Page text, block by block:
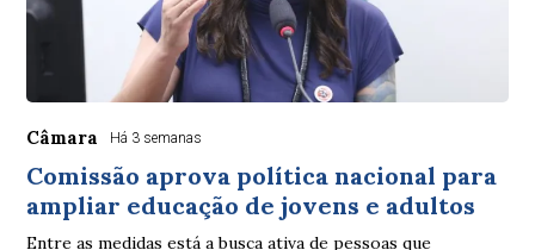
Câmara Há 3 semanas
Comissão aprova política nacional para
ampliar educação de jovens e adultos
Entre as medidas está a busca ativa de pessoas que